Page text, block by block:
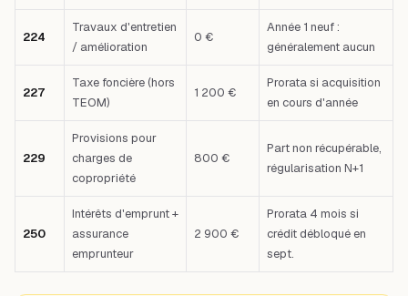
224
Travaux d'entretien
/ amélioration
0 €
Année 1 neuf :
généralement aucun
227
Taxe foncière (hors
TEOM)
1 200 €
Prorata si acquisition
en cours d'année
229
Provisions pour
charges de
copropriété
800 €
Part non récupérable,
régularisation N+1
250
Intérêts d'emprunt +
assurance
emprunteur
2 900 €
Prorata 4 mois si
crédit débloqué en
sept.